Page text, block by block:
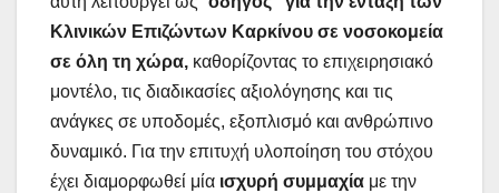
Κλινικών Επιζώντων Καρκίνου σε νοσοκομεία
σε όλη τη χώρα, καθορίζοντας το επιχειρησιακό
μοντέλο, τις διαδικασίες αξιολόγησης και τις
ανάγκες σε υποδομές, εξοπλισμό και ανθρώπινο
δυναμικό. Για την επιτυχή υλοποίηση του στόχου
έχει διαμορφωθεί μία ισχυρή συμμαχία με την